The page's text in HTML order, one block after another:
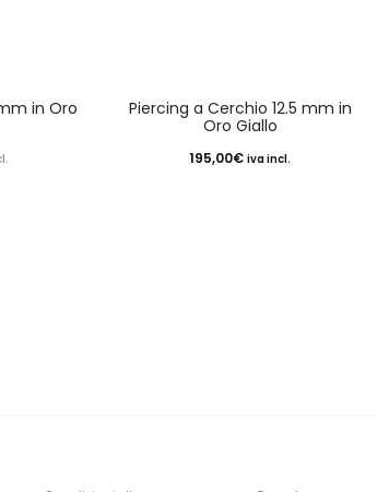
in Oro
Piercing a Cerchio 12.5 mm in
Oro Giallo
195,00€ iva incl.